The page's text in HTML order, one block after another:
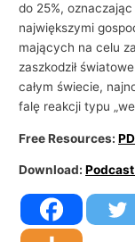
do 25%,
największymi
mających na celu
zaszkodził
całym świecie,
falę reakcji typu
Free Resources:
Download: